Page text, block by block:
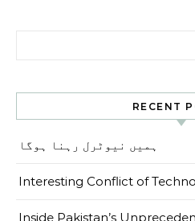
RECENT
ہمیں نیوٹرل رہنا ہوگا
Interesting Conflict of
Inside Pakistan’s